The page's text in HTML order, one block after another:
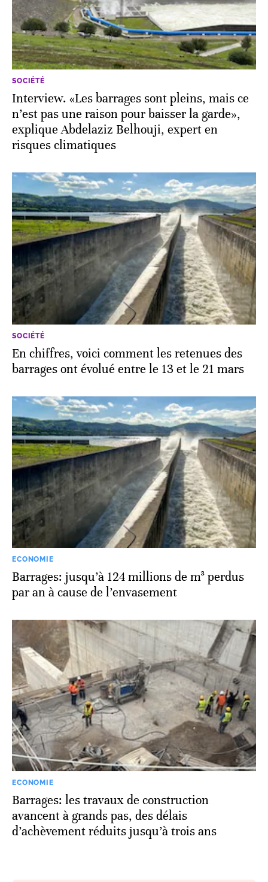
SOCIÉTÉ
Interview. «Les barrages sont pleins, mais ce
n’est pas une raison pour baisser la garde»,
explique Abdelaziz Belhouji, expert en
risques climatiques
SOCIÉTÉ
En chiffres, voici comment les retenues des
barrages ont évolué entre le 13 et le 21 mars
ECONOMIE
Barrages: jusqu’à 124 millions de m³ perdus
par an à cause de l’envasement
ECONOMIE
Barrages: les travaux de construction
avancent à grands pas, des délais
d’achèvement réduits jusqu’à trois ans